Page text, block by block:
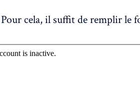
Pour cela, il suffit de remplir le